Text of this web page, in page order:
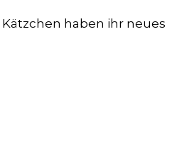
haben ihr neues